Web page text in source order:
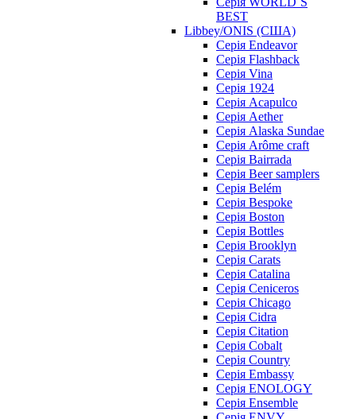
BEST
Libbey/ONIS (США)
Cерія Endeavor
Cерія Flashback
Cерія Vina
Серія 1924
Серія Acapulco
Серія Aether
Серія Alaska Sundae
Серія Arôme craft
Серія Bairrada
Серія Beer samplers
Серія Belém
Серія Bespoke
Серія Boston
Серія Bottles
Серія Brooklyn
Серія Carats
Серія Catalina
Серія Ceniceros
Серія Chicago
Серія Cidra
Серія Citation
Серія Cobalt
Серія Country
Серія Embassy
Серія ENOLOGY
Серія Ensemble